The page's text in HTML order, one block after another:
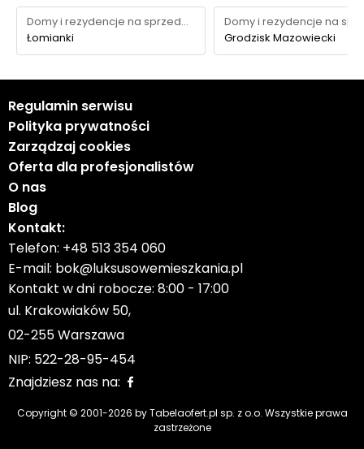
Domy i rezydencje na sprzedaż
Łomianki
Grodzisk Mazowiecki
Regulamin serwisu
Polityka prywatności
Zarządzaj cookies
Oferta dla profesjonalistów
O nas
Blog
Kontakt:
Telefon: +48 513 354 060
E-mail: bok@luksusowemieszkania.pl
Kontakt w dni robocze: 8:00 - 17:00
ul. Krakowiaków 50,
02-255 Warszawa
NIP: 522-28-95-454
Znajdziesz nas na:
Copyright © 2001-2026 by Tabelaofert.pl sp. z o.o. Wszystkie prawa
zastrzeżone